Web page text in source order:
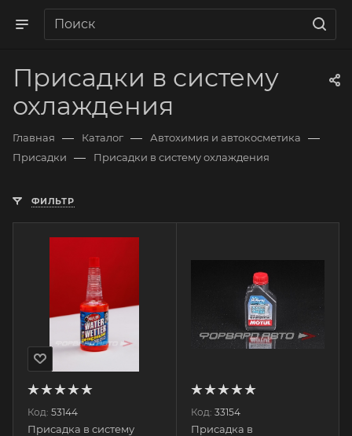
Присадки в систему
охлаждения
Главная — Каталог — Автохимия и автокосметика —
Присадки — Присадки в систему охлаждения
ФИЛЬТР
Код: 53144
Присадка в систему
Код: 33154
Присадка в